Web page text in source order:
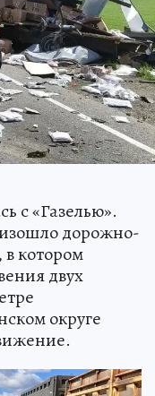
с «Газелью».
дорожно-
котором
двух
округе